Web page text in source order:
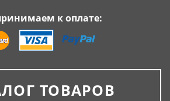
к оплате:
ТОВАРОВ